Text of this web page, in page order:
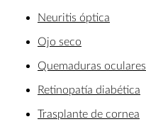
Neuritis óptica
Ojo seco
Quemaduras oculares
Retinopatía diabética
Trasplante de cornea